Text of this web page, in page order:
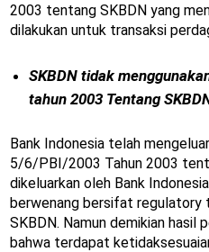
2003 tentang SKBDN yang
dilakukan untuk transaksi
SKBDN tidak
tahun 2003 Tentang
Bank Indonesia telah
5/6/PBI/2003 Tahun 2003
dikeluarkan oleh Bank
berwenang bersifat regulatory
SKBDN. Namun demikian hasil
bahwa terdapat